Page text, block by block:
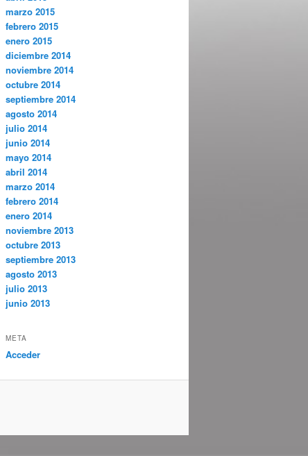
marzo 2015
febrero 2015
enero 2015
diciembre 2014
noviembre 2014
octubre 2014
septiembre 2014
agosto 2014
julio 2014
junio 2014
mayo 2014
abril 2014
marzo 2014
febrero 2014
enero 2014
noviembre 2013
octubre 2013
septiembre 2013
agosto 2013
julio 2013
junio 2013
META
Acceder